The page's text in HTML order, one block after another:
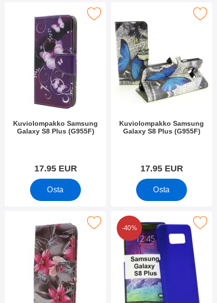
Kuviolompakko Samsung
Galaxy S8 Plus (G955F)
17.95 EUR
Osta
kuviolompakko Samsung Galaxy S8 Plus (G955F) suosikiksi
Kuviolompakko Samsung
Galaxy S8 Plus (G955F)
17.95 EUR
Osta
Merkitse kuviolompakko Samsung
kuviolompakko Samsung Galaxy S8 Plus (G955F) suosikiksi
-40%
Merkitse hardcase Kotelo Samsung